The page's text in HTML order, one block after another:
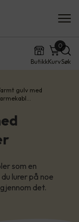
ButikkKurv
0
Søk
gulv med
som en
lurer på noe
det.